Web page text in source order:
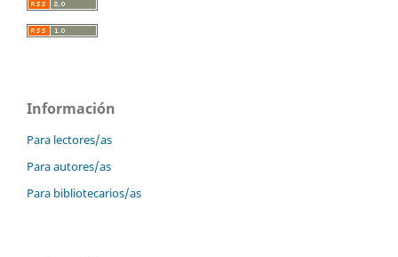
Información
Para lectores/as
Para autores/as
Para bibliotecarios/as